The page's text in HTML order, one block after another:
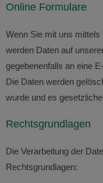
Online Formulare
Wenn Sie mit uns
werden Daten auf
gegebenenfalls an eine
Die Daten werden
wurde und es
Rechtsgrundlagen
Die Verarbeitung der
Rechtsgrundlagen: